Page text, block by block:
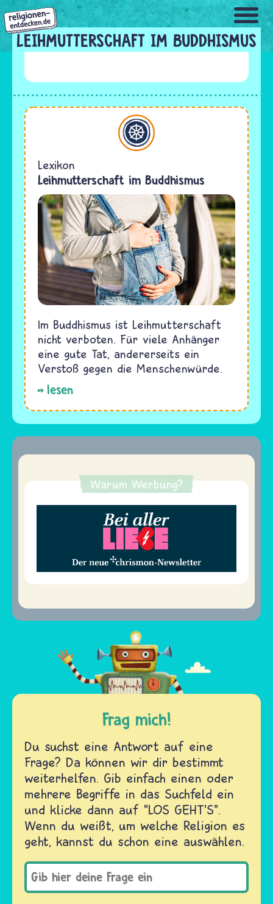
Direkt
zum
InhaltLEIHMUTTERSCHAFT IM BUDDHISMUS
Buddhismus
Lexikon
Leihmutterschaft im Buddhismus
Im Buddhismus ist Leihmutterschaft
nicht verboten. Für viele Anhänger
eine gute Tat, andererseits ein
Verstoß gegen die Menschenwürde.
lesen
Warum Werbung?
Frag mich!
Du suchst eine Antwort auf eine
Frage? Da können wir dir bestimmt
weiterhelfen. Gib einfach einen oder
mehrere Begriffe in das Suchfeld ein
und klicke dann auf "LOS GEHT'S".
Wenn du weißt, um welche Religion es
geht, kannst du schon eine auswählen.